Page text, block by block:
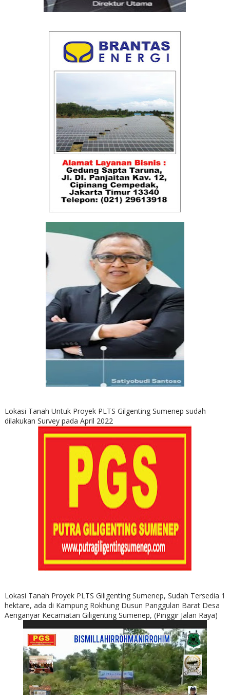
Lokasi Tanah Untuk Proyek PLTS Gilgenting Sumenep sudah
dilakukan Survey pada April 2022
Lokasi Tanah Proyek PLTS Giligenting Sumenep, Sudah Tersedia 1
hektare, ada di Kampung Rokhung Dusun Panggulan Barat Desa
Aenganyar Kecamatan Giligenting Sumenep, (Pinggir Jalan Raya)